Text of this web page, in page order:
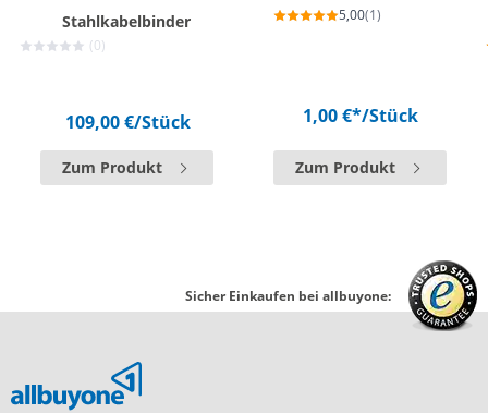
Stahlkabelbinder
(0)
109,00 €/Stück
Zum Produkt
5,00(1)
1,00 €*/Stück
Zum Produkt
Sicher Einkaufen bei allbuyone: